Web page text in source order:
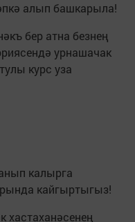
алып башкарыла!
бер атна безнең
урнашачак
курс уза
калырга
кайгыртыгыз!
хастаханәсенең